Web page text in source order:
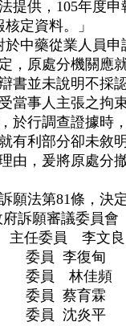
提供，105年度
定資料。」
中藥從業人員申
，原處分機關應
書並未說明不採
當事人主張之拘
於行調查證據時
有利部分卻未敘
由，爰將原處分
願法第81條，決定
委員會
文良
甸
頻
霖
平